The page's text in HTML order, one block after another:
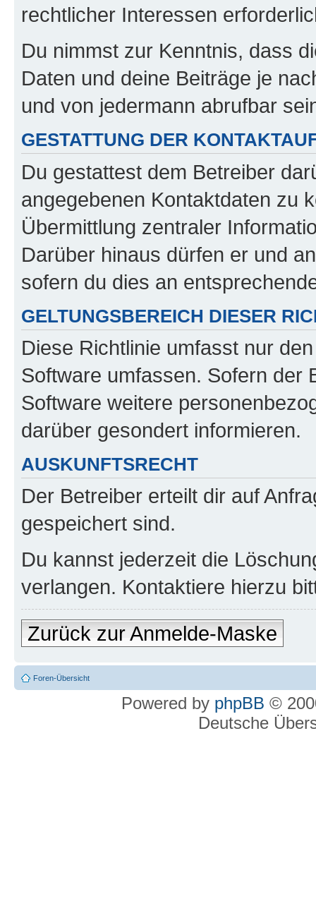
rechtlicher Interessen
Du nimmst zur Kenntnis, dass
Daten und deine Beiträge je
und von jedermann abrufbar
GESTATTUNG DER
Du gestattest dem Betreiber
angegebenen Kontaktdaten zu
Übermittlung zentraler
Darüber hinaus dürfen er und
sofern du dies an
GELTUNGSBEREICH DIESER
Diese Richtlinie umfasst nur
Software umfassen. Sofern der
Software weitere
darüber gesondert informieren.
AUSKUNFTSRECHT
Der Betreiber erteilt dir auf
gespeichert sind.
Du kannst jederzeit die
verlangen. Kontaktiere hierzu
Zurück zur Anmelde-Maske
Foren-Übersicht
Powered by phpBB ©
Deutsche